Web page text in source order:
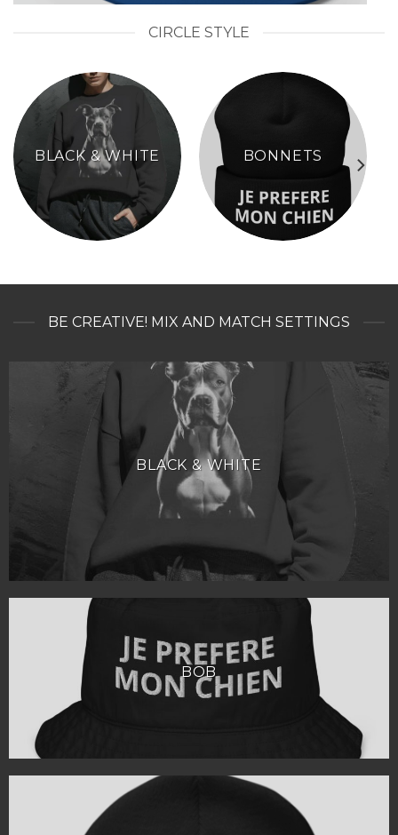
CIRCLE STYLE
BLACK & WHITE BONNETS
BE CREATIVE! MIX AND MATCH SETTINGS
BLACK & WHITE
BOB